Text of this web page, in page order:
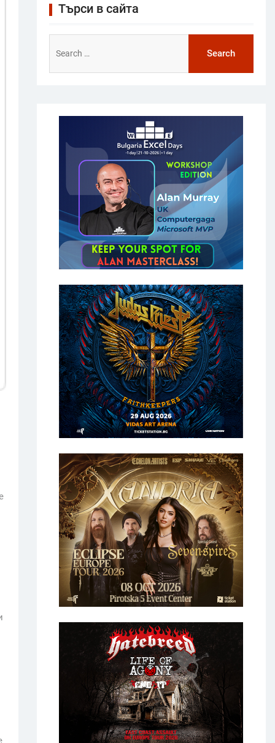
Търси в сайта
for: